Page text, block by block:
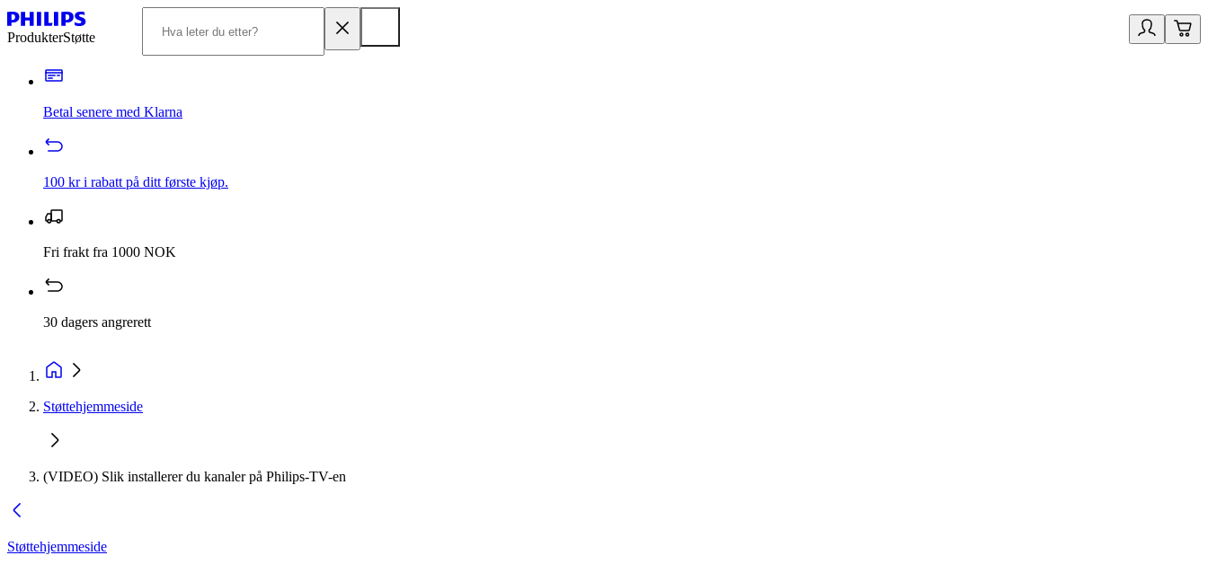
ProdukterStøtte
Betal senere med Klarna
100 kr i rabatt på ditt første kjøp.
Fri frakt fra 1000 NOK
30 dagers angrerett
Støttehjemmeside
(VIDEO) Slik installerer du kanaler på Philips-TV-en
Støttehjemmeside